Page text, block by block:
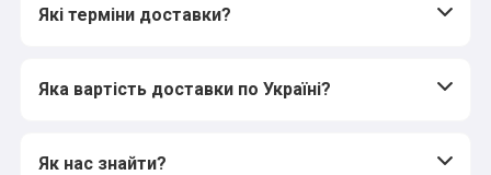
Які терміни доставки?
Яка вартість доставки по Україні?
Як нас знайти?